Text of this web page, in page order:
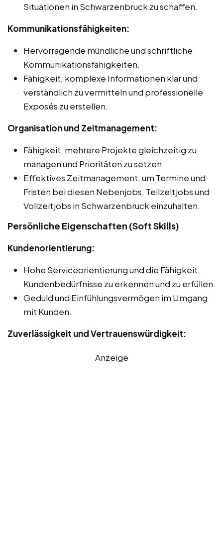
Situationen in Schwarzenbruck zu schaffen.
Kommunikationsfähigkeiten:
Hervorragende mündliche und schriftliche
Kommunikationsfähigkeiten.
Fähigkeit, komplexe Informationen klar und
verständlich zu vermitteln und professionelle
Exposés zu erstellen.
Organisation und Zeitmanagement:
Fähigkeit, mehrere Projekte gleichzeitig zu
managen und Prioritäten zu setzen.
Effektives Zeitmanagement, um Termine und
Fristen bei diesen Nebenjobs, Teilzeitjobs und
Vollzeitjobs in Schwarzenbruck einzuhalten.
Persönliche Eigenschaften (Soft Skills)
Kundenorientierung:
Hohe Serviceorientierung und die Fähigkeit,
Kundenbedürfnisse zu erkennen und zu erfüllen.
Geduld und Einfühlungsvermögen im Umgang
mit Kunden.
Zuverlässigkeit und Vertrauenswürdigkeit:
Anzeige